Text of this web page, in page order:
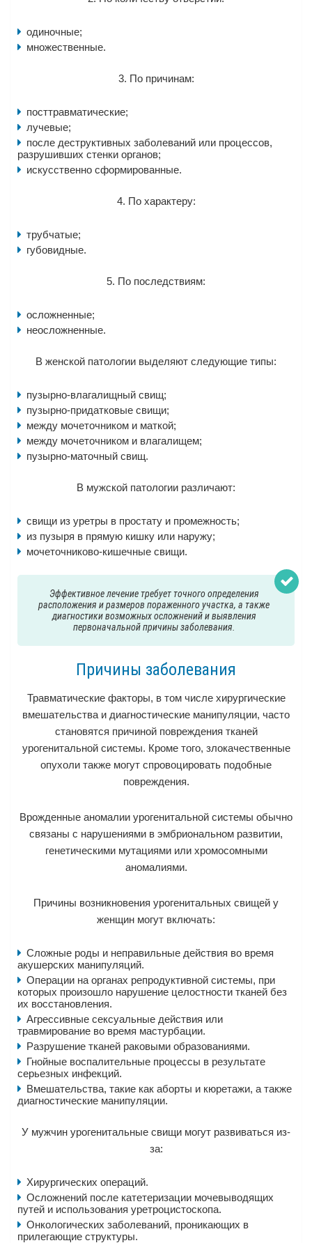
одиночные;
множественные.
3. По причинам:
посттравматические;
лучевые;
после деструктивных заболеваний или процессов,
разрушивших стенки органов;
искусственно сформированные.
4. По характеру:
трубчатые;
губовидные.
5. По последствиям:
осложненные;
неосложненные.
В женской патологии выделяют следующие типы:
пузырно-влагалищный свищ;
пузырно-придатковые свищи;
между мочеточником и маткой;
между мочеточником и влагалищем;
пузырно-маточный свищ.
В мужской патологии различают:
свищи из уретры в простату и промежность;
из пузыря в прямую кишку или наружу;
мочеточниково-кишечные свищи.
Эффективное лечение требует точного определения
расположения и размеров пораженного участка, а также
диагностики возможных осложнений и выявления
первоначальной причины заболевания.
Причины заболевания
Травматические факторы, в том числе хирургические
вмешательства и диагностические манипуляции, часто
становятся причиной повреждения тканей
урогенитальной системы. Кроме того, злокачественные
опухоли также могут спровоцировать подобные
повреждения.
Врожденные аномалии урогенитальной системы обычно
связаны с нарушениями в эмбриональном развитии,
генетическими мутациями или хромосомными
аномалиями.
Причины возникновения урогенитальных свищей у
женщин могут включать:
Сложные роды и неправильные действия во время
акушерских манипуляций.
Операции на органах репродуктивной системы, при
которых произошло нарушение целостности тканей без
их восстановления.
Агрессивные сексуальные действия или
травмирование во время мастурбации.
Разрушение тканей раковыми образованиями.
Гнойные воспалительные процессы в результате
серьезных инфекций.
Вмешательства, такие как аборты и кюретажи, а также
диагностические манипуляции.
У мужчин урогенитальные свищи могут развиваться из-
за:
Хирургических операций.
Осложнений после катетеризации мочевыводящих
путей и использования уретроцистоскопа.
Онкологических заболеваний, проникающих в
прилегающие структуры.